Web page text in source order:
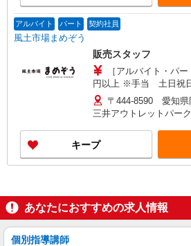
さい！ ※収入補償/月10
補償期間/6か月間 ※研
（1000円/日 11日間、
アルバイト パート 契約社員
風土市場まめぞう
販売スタッフ
［アルバイト・パ
円以上 ※手当 土日祝
などは時給＋50円加給
1万円まで／月） 試用期間は最長3か月の設定です
が業務の習得状況によ
タッフもいらっしゃい
1,250円となります。 ま
中はつきません。
〒444-8590 愛知県
三井アウトレットパー
キープ
あなたにおすすめの求人情報
個別指導講師